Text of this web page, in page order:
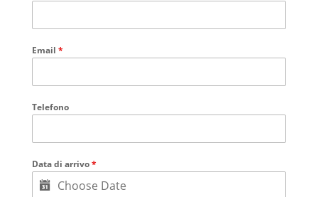
Email *
Telefono
Data di arrivo*